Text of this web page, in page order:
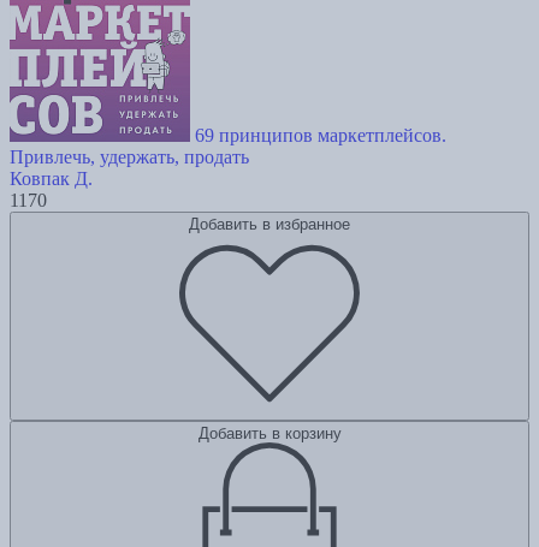
69 принципов маркетплейсов.
Привлечь, удержать, продать
Ковпак Д.
1170
Добавить в избранное
Добавить в корзину